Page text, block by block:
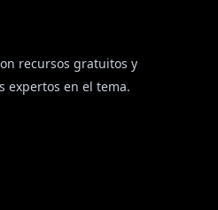
recursos gratuitos y
expertos en el tema.